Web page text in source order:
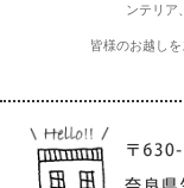
ンテリア
皆様のお越し